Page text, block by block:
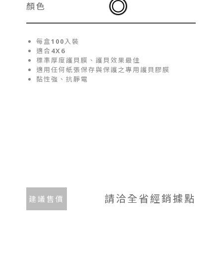
顏色
每盒100入裝
適合4X6
標準厚度護貝膜、護貝效果最佳
適用任何紙張保存與保護之專用護貝膠膜
黏性強、抗靜電
建議售價 請洽全省經銷據點